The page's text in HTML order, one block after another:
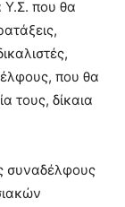
Υ.Σ. που θα
που θα
τους, δίκαια
συναδέλφους